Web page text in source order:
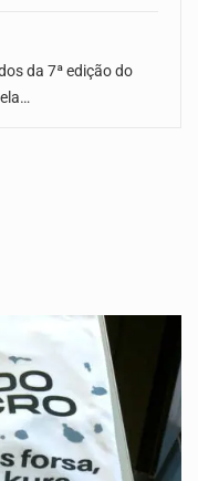
da 7ª edição do